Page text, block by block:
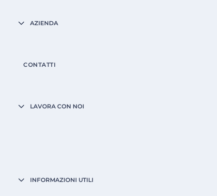
AZIENDA
CONTATTI
LAVORA CON NOI
INFORMAZIONI UTILI